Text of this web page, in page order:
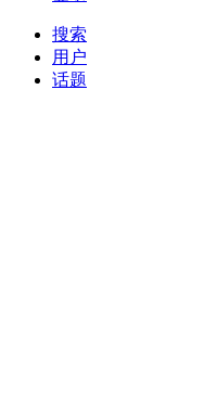
搜索
用户
话题